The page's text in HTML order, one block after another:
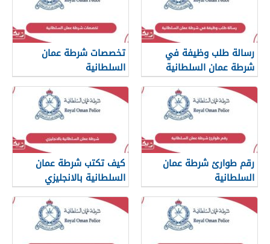
رسالة طلب وظيفة في
شرطة عمان السلطانية
تخصصات شرطة عمان
السلطانية
رقم طوارئ شرطة عمان
السلطانية
كيف تكتب شرطة عمان
السلطانية بالانجليزي